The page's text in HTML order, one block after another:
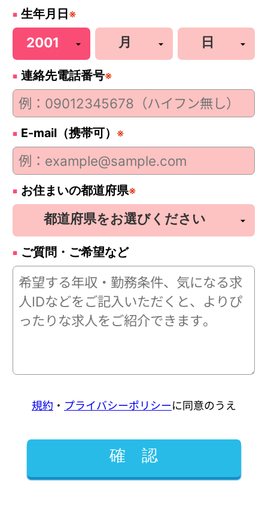
生年月日 ※
連絡先電話番号※
E-mail（携帯可） ※
お住まいの都道府県※
ご質問・ご希望など
規約 ・ プライバシーポリシーに同意のうえ